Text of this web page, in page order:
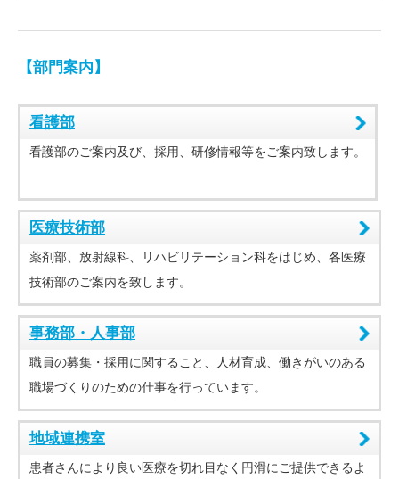
【部門案内】
看護部
看護部のご案内及び、採用、研修情報等をご案内致します。
医療技術部
薬剤部、放射線科、リハビリテーション科をはじめ、各医療
技術部のご案内を致します。
事務部・人事部
職員の募集・採用に関すること、人材育成、働きがいのある
職場づくりのための仕事を行っています。
地域連携室
患者さんにより良い医療を切れ目なく円滑にご提供できるよ